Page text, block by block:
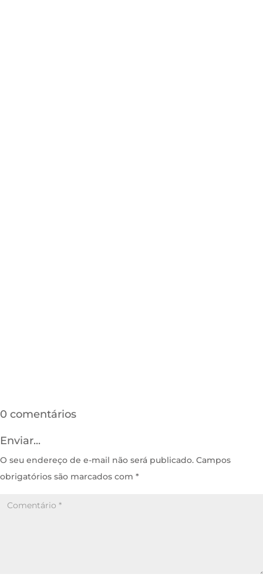
0 comentários
Enviar...
O seu endereço de e-mail não será publicado. Campos
obrigatórios são marcados com *